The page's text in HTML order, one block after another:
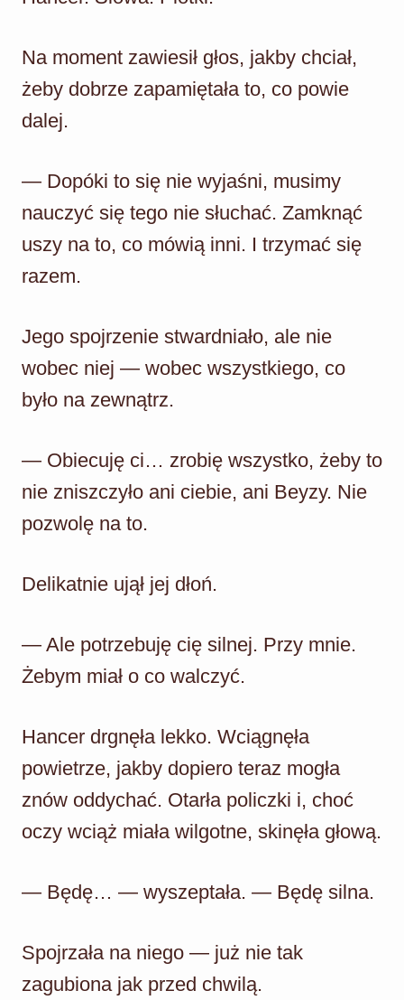
Na moment zawiesił głos, jakby chciał,
żeby dobrze zapamiętała to, co powie
dalej.
— Dopóki to się nie wyjaśni, musimy
nauczyć się tego nie słuchać. Zamknąć
uszy na to, co mówią inni. I trzymać się
razem.
Jego spojrzenie stwardniało, ale nie
wobec niej — wobec wszystkiego, co
było na zewnątrz.
— Obiecuję ci… zrobię wszystko, żeby to
nie zniszczyło ani ciebie, ani Beyzy. Nie
pozwolę na to.
Delikatnie ujął jej dłoń.
— Ale potrzebuję cię silnej. Przy mnie.
Żebym miał o co walczyć.
Hancer drgnęła lekko. Wciągnęła
powietrze, jakby dopiero teraz mogła
znów oddychać. Otarła policzki i, choć
oczy wciąż miała wilgotne, skinęła głową.
— Będę… — wyszeptała. — Będę silna.
Spojrzała na niego — już nie tak
zagubiona jak przed chwilą.